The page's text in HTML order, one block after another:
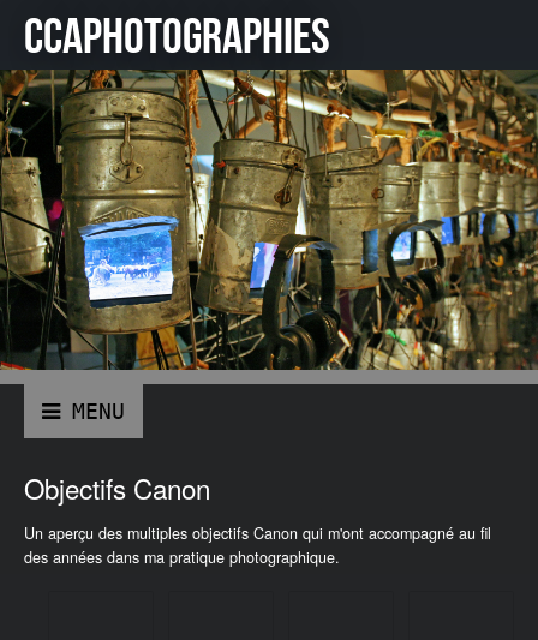
CCAPHOTOGRAPHIES
Objectifs Canon
Un aperçu des multiples objectifs Canon qui m'ont accompagné au fil
des années dans ma pratique photographique.